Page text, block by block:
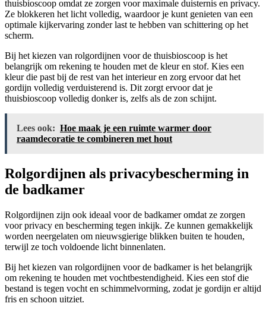
thuisbioscoop omdat ze zorgen voor maximale duisternis en privacy.
Ze blokkeren het licht volledig, waardoor je kunt genieten van een
optimale kijkervaring zonder last te hebben van schittering op het
scherm.
Bij het kiezen van rolgordijnen voor de thuisbioscoop is het
belangrijk om rekening te houden met de kleur en stof. Kies een
kleur die past bij de rest van het interieur en zorg ervoor dat het
gordijn volledig verduisterend is. Dit zorgt ervoor dat je
thuisbioscoop volledig donker is, zelfs als de zon schijnt.
Lees ook: Hoe maak je een ruimte warmer door
raamdecoratie te combineren met hout
Rolgordijnen als privacybescherming in
de badkamer
Rolgordijnen zijn ook ideaal voor de badkamer omdat ze zorgen
voor privacy en bescherming tegen inkijk. Ze kunnen gemakkelijk
worden neergelaten om nieuwsgierige blikken buiten te houden,
terwijl ze toch voldoende licht binnenlaten.
Bij het kiezen van rolgordijnen voor de badkamer is het belangrijk
om rekening te houden met vochtbestendigheid. Kies een stof die
bestand is tegen vocht en schimmelvorming, zodat je gordijn er altijd
fris en schoon uitziet.